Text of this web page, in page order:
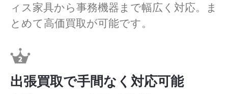
ィス家具から事務機器まで幅広く対応。ま
とめて高価買取が可能です。
出張買取で手間なく対応可能